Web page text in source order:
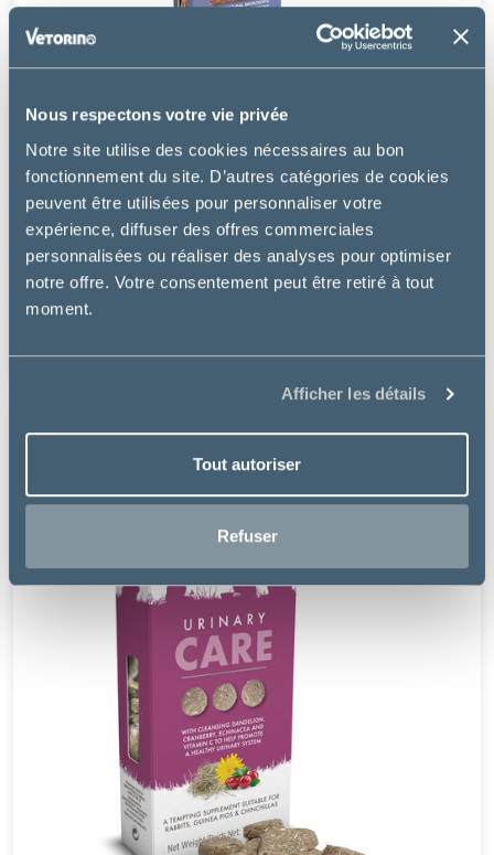
Nous respectons votre vie privée
Notre site utilise des cookies nécessaires au bon
fonctionnement du site. D’autres catégories de cookies
peuvent être utilisées pour personnaliser votre
expérience, diffuser des offres commerciales
personnalisées ou réaliser des analyses pour optimiser
notre offre. Votre consentement peut être retiré à tout
moment.
Afficher les détails
Tout autoriser
Refuser
Supreme Petfoods
SELECTIVE NATURALS FOREST STICKS COCHON